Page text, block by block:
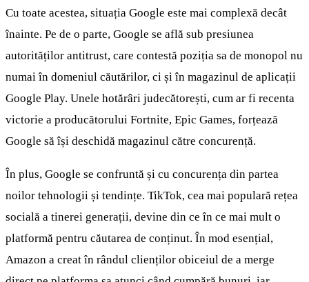
Cu toate acestea, situația Google este mai complexă decât
înainte. Pe de o parte, Google se află sub presiunea
autorităților antitrust, care contestă poziția sa de monopol nu
numai în domeniul căutărilor, ci și în magazinul de aplicații
Google Play. Unele hotărâri judecătorești, cum ar fi recenta
victorie a producătorului Fortnite, Epic Games, forțează
Google să își deschidă magazinul către concurență.
În plus, Google se confruntă și cu concurența din partea
noilor tehnologii și tendințe. TikTok, cea mai populară rețea
socială a tinerei generații, devine din ce în ce mai mult o
platformă pentru căutarea de conținut. În mod esențial,
Amazon a creat în rândul clienților obiceiul de a merge